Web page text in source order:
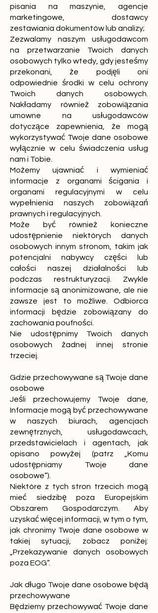
pisania na maszynie, agencje
marketingowe, dostawcy
zestawiania dokumentów lub analizy;
Zezwalamy naszym usługodawcom
na przetwarzanie Twoich danych
osobowych tylko wtedy, gdy jesteśmy
przekonani, że podjęli oni
odpowiednie środki w celu ochrony
Twoich danych osobowych.
Nakładamy również zobowiązania
umowne na usługodawców
dotyczące zapewnienia, że mogą
wykorzystywać Twoje dane osobowe
wyłącznie w celu świadczenia usług
nam i Tobie.
Możemy ujawniać i wymieniać
informacje z organami ścigania i
organami regulacyjnymi w celu
wypełnienia naszych zobowiązań
prawnych i regulacyjnych.
Może być również konieczne
udostępnienie niektórych danych
osobowych innym stronom, takim jak
potencjalni nabywcy części lub
całości naszej działalności lub
podczas restrukturyzacji. Zwykle
informacje są anonimizowane, ale nie
zawsze jest to możliwe. Odbiorca
informacji będzie zobowiązany do
zachowania poufności.
Nie udostępnimy Twoich danych
osobowych żadnej innej stronie
trzeciej.
Gdzie przechowywane są Twoje dane
osobowe
Jeśli przechowujemy Twoje dane,
Informacje mogą być przechowywane
w naszych biurach, agencjach
zewnętrznych, usługodawcach,
przedstawicielach i agentach, jak
opisano powyżej (patrz „Komu
udostępniamy Twoje dane
osobowe”).
Niektóre z tych stron trzecich mogą
mieć siedzibę poza Europejskim
Obszarem Gospodarczym. Aby
uzyskać więcej informacji, w tym o tym,
jak chronimy Twoje dane osobowe w
takiej sytuacji, zobacz poniżej:
„Przekazywanie danych osobowych
poza EOG”.
Jak długo Twoje dane osobowe będą
przechowywane
Będziemy przechowywać Twoje dane